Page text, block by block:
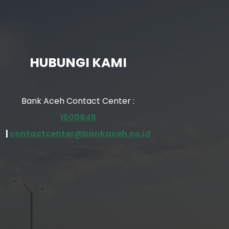
HUBUNGI KAMI
Bank Aceh Contact Center :
1500845
| contactcenter@bankaceh.co.id